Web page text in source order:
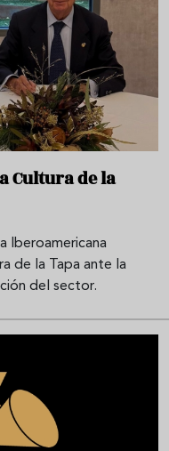
Cultura de la
Iberoamericana
de la Tapa ante la
del sector.